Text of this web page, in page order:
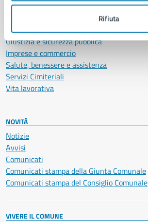
Rifiuta
Cultura e tempo libero
Educazione e formazione
Giustizia e sicurezza pubblica
Imprese e commercio
Salute, benessere e assistenza
Servizi Cimiteriali
Vita lavorativa
NOVITÀ
Notizie
Avvisi
Comunicati
Comunicati stampa della Giunta Comunale
Comunicati stampa del Consiglio Comunale
VIVERE IL COMUNE